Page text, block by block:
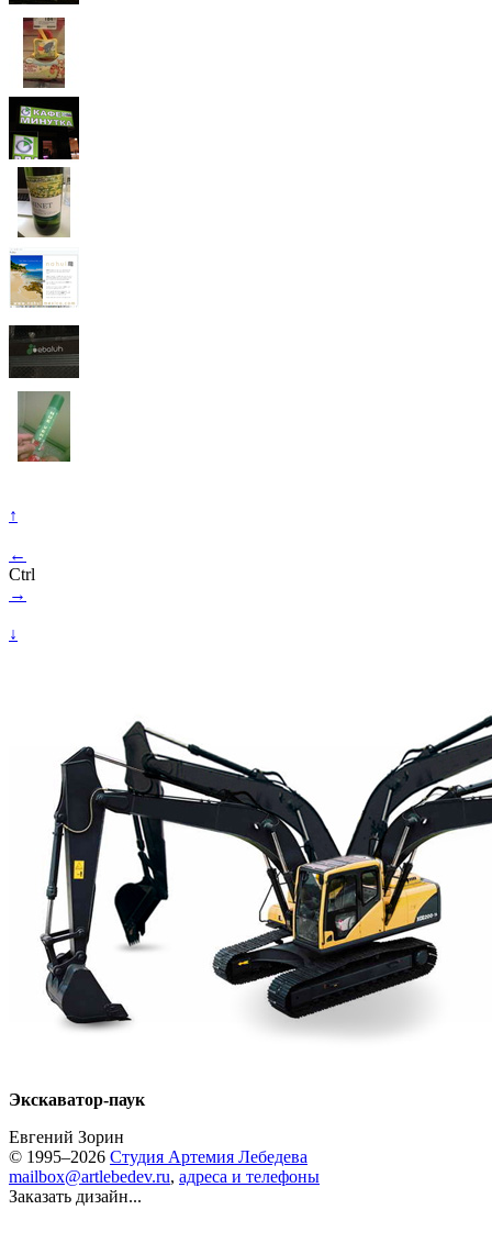
↑
←
Ctrl
→
↓
Экскаватор-паук
Евгений Зорин
© 1995–2026 Студия Артемия Лебедева
mailbox@artlebedev.ru, адреса и телефоны
Заказать дизайн...